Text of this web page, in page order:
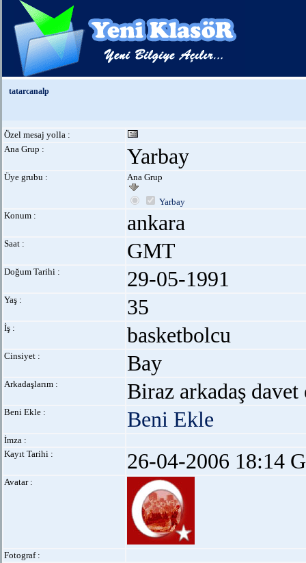
tatarcanalp
Özel mesaj yolla :
Ana Grup :
Yarbay
Üye grubu : Ana Grup
Yarbay
Konum :
ankara
Saat : GMT
Doğum Tarihi : 29-05-1991
Yaş : 35
İş : basketbolcu
Cinsiyet : Bay
Arkadaşlarım : Biraz arkadaş davet
Beni Ekle : Beni Ekle
İmza :
Kayıt Tarihi :
26-04-2006 18:14
Avatar :
Fotograf :